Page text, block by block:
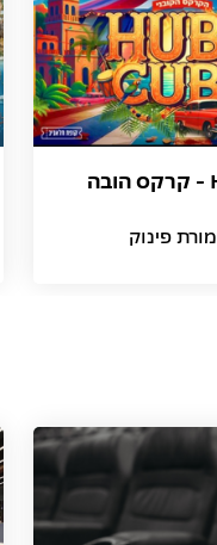
HUBA CUBA - קרקס הובה